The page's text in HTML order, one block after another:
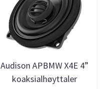
Audison APBMW X4E 4”
koaksialhøyttaler